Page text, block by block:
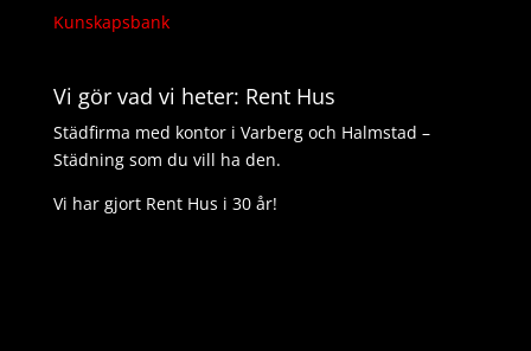
Kunskapsbank
Vi gör vad vi heter: Rent Hus
Städfirma med kontor i Varberg och Halmstad –
Städning som du vill ha den.
Vi har gjort Rent Hus i 30 år!